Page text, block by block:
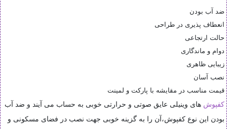
ضد آب بودن
انعطاف پذیری در طراحی
حالت ارتجاعی
دوام و ماندگاری
زیبایی ظاهری
نصب آسان
قیمت مناسب در مقایشه با پارکت و لمینت
کفپوش های وینیلی عایق صوتی و حرارتی خوبی به حساب می آیند و ضد آب
بودن این نوع کفپوش،آن را به گزینه خوبی جهت نصب در فضای مسکونی و